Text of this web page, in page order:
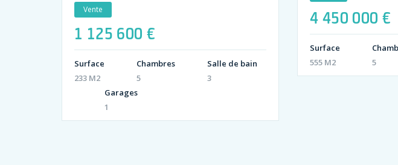
Vente
1 125 600 €
Surface
233 M2
Chambres
5
Salle de bain
3
Garages
1
4 450 000 €
Surface
555 M2
5